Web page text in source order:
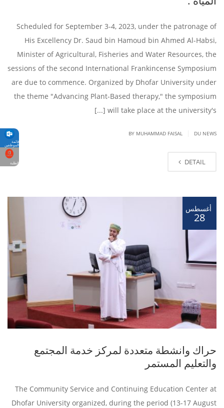
Scheduled for September 3-4, 2023, under the patronage of
His Excellency Dr. Saud bin Hamoud bin Ahmed Al-Habsi,
Minister of Agricultural, Fisheries and Water Resources, the
sessions of the second International Frankincense Symposium
are due to commence. Organized by Dhofar University under
the theme "Advancing Plant-Based therapy," the symposium
will take place at the university's [...]
BY MUHAMMAD FAISAL DU NEWS
DETAIL
أغسطس
28
حراك وانشطة متعددة لمركز خدمة المجتمع
والتعليم المستمر
The Community Service and Continuing Education Center at
Dhofar University organized, during the period (13-17 August
قائمة
الموظفين
الطلبة